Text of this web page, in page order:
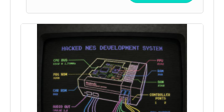
demo készítésbe akar fogni, és további
kérdések amit akár ti is feltehettek majd az
eseményen. A beszélgetésről felvétel készül,
azt 1 évig csak a támogatók nézhetik vissza.
Hall of Fame ” és “ Digitális VIP
csomagok.